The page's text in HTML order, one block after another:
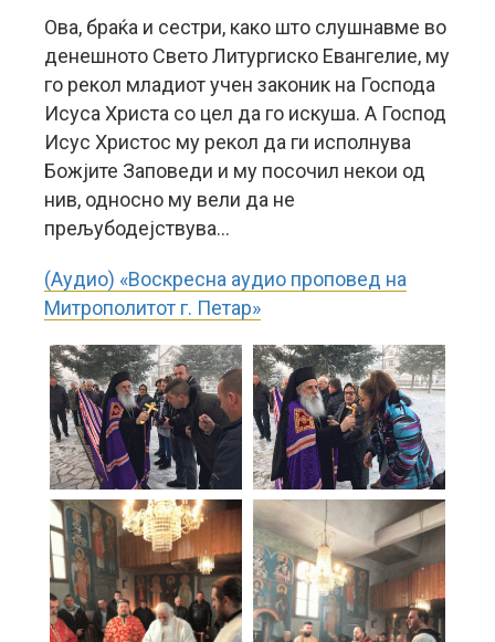
Ова, браќа и сестри, како што слушнавме во
денешното Свето Литургиско Евангелие, му
го рекол младиот учен законик на Господа
Исуса Христа со цел да го искуша. А Господ
Исус Христос му рекол да ги исполнува
Божјите Заповеди и му посочил некои од
нив, односно му вели да не
прељубодејствува…
(Аудио) «Воскресна аудио проповед на
Митрополитот г. Петар»